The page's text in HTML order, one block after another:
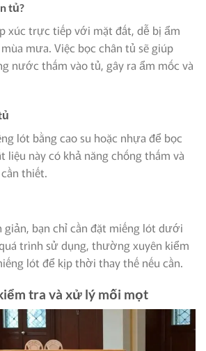
tủ?
xúc trực tiếp với mặt đất, dễ bị ẩm
mưa. Việc bọc chân tủ sẽ giúp
nước thấm vào tủ, gây ra ẩm mốc và
lót bằng cao su hoặc nhựa để bọc
liệu này có khả năng chống thấm và
thiết.
giản, bạn chỉ cần đặt miếng lót dưới
trình sử dụng, thường xuyên kiểm
lót để kịp thời thay thế nếu cần.
tra và xử lý mối mọt